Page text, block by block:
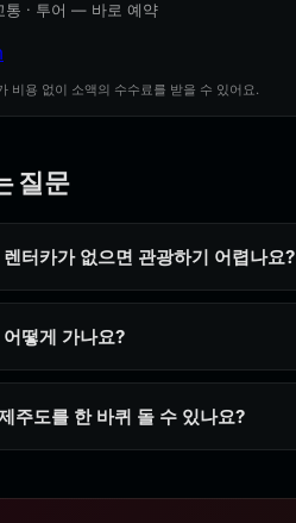
통 · 투어 — 바로 예약
비용 없이 소액의 수수료를 받을 수 있어요.
질문
터카가 없으면 관광하기 어렵나요?
떻게 가나요?
주도를 한 바퀴 돌 수 있나요?